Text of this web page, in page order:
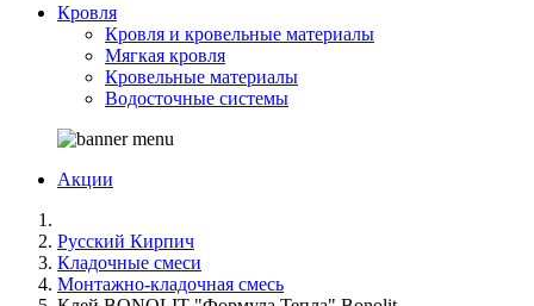
Кровля
Кровля и кровельные материалы
Мягкая кровля
Кровельные материалы
Водосточные системы
Акции
Русский Кирпич
Кладочные смеси
Монтажно-кладочная смесь